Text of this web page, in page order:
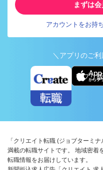
まずは会
アカウントをお持
＼アプリのご
アプリ
「クリエイト転職 (ジョブターミ
満載の転職サイトです。 地域密着
転職情報をお届けしています。